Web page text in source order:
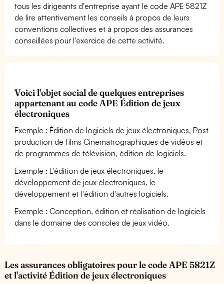
tous les dirigeants d'entreprise ayant le code APE 5821Z
de lire attentivement les conseils à propos de leurs
conventions collectives et à propos des assurances
conseillées pour l'exercice de cette activité.
Voici l'objet social de quelques entreprises
appartenant au code APE Édition de jeux
électroniques
Exemple : Édition de logiciels de jeux électroniques, Post
production de films Cinematrographiques de vidéos et
de programmes de télévision, édition de logiciels.
Exemple : L'édition de jeux électroniques, le
développement de jeux électroniques, le
développement et l'édition d'autres logiciels.
Exemple : Conception, édition et réalisation de logiciels
dans le domaine des consoles de jeux vidéo.
Les assurances obligatoires pour le code APE 5821Z
et l'activité Édition de jeux électroniques